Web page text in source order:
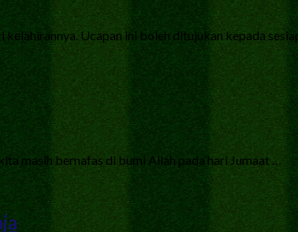
Ucapan ini boleh ditujukan kepada
masih bernafas di bumi Allah pada hari Jumaat …